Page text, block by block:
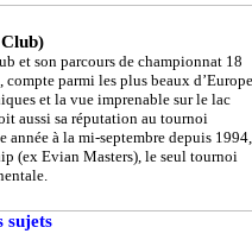
et son parcours de championnat 18
compte parmi les plus beaux
et la vue imprenable sur le lac
aussi sa réputation au tournoi
année à la mi-septembre depuis 1994,
(ex Evian Masters), le seul tournoi
sujets